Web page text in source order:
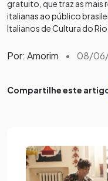
gratuito, que traz as mais
italianas ao público
Italianos de Cultura do
Por: Amorim • 08/
Compartilhe este